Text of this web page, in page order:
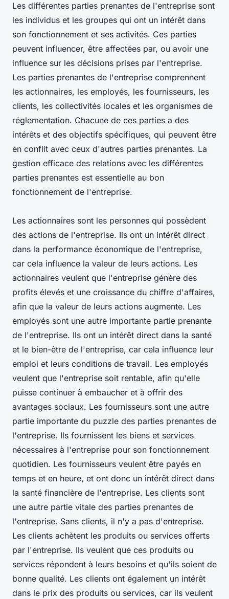
Les différentes parties prenantes de l'entreprise sont
les individus et les groupes qui ont un intérêt dans
son fonctionnement et ses activités. Ces parties
peuvent influencer, être affectées par, ou avoir une
influence sur les décisions prises par l'entreprise.
Les parties prenantes de l'entreprise comprennent
les actionnaires, les employés, les fournisseurs, les
clients, les collectivités locales et les organismes de
réglementation. Chacune de ces parties a des
intérêts et des objectifs spécifiques, qui peuvent être
en conflit avec ceux d'autres parties prenantes. La
gestion efficace des relations avec les différentes
parties prenantes est essentielle au bon
fonctionnement de l'entreprise.
Les actionnaires sont les personnes qui possèdent
des actions de l'entreprise. Ils ont un intérêt direct
dans la performance économique de l'entreprise,
car cela influence la valeur de leurs actions. Les
actionnaires veulent que l'entreprise génère des
profits élevés et une croissance du chiffre d'affaires,
afin que la valeur de leurs actions augmente. Les
employés sont une autre importante partie prenante
de l'entreprise. Ils ont un intérêt direct dans la santé
et le bien-être de l'entreprise, car cela influence leur
emploi et leurs conditions de travail. Les employés
veulent que l'entreprise soit rentable, afin qu'elle
puisse continuer à embaucher et à offrir des
avantages sociaux. Les fournisseurs sont une autre
partie importante du puzzle des parties prenantes de
l'entreprise. Ils fournissent les biens et services
nécessaires à l'entreprise pour son fonctionnement
quotidien. Les fournisseurs veulent être payés en
temps et en heure, et ont donc un intérêt direct dans
la santé financière de l'entreprise. Les clients sont
une autre partie vitale des parties prenantes de
l'entreprise. Sans clients, il n'y a pas d'entreprise.
Les clients achètent les produits ou services offerts
par l'entreprise. Ils veulent que ces produits ou
services répondent à leurs besoins et qu'ils soient de
bonne qualité. Les clients ont également un intérêt
dans le prix des produits ou services, car ils veulent